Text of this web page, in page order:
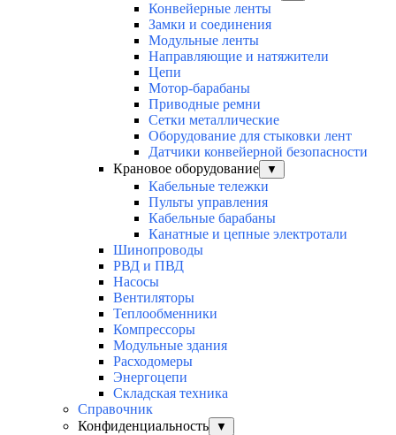
Конвейерные ленты
Замки и соединения
Модульные ленты
Направляющие и натяжители
Цепи
Мотор-барабаны
Приводные ремни
Сетки металлические
Оборудование для стыковки лент
Датчики конвейерной безопасности
Крановое оборудование
▼
Кабельные тележки
Пульты управления
Кабельные барабаны
Канатные и цепные электротали
Шинопроводы
РВД и ПВД
Насосы
Вентиляторы
Теплообменники
Компрессоры
Модульные здания
Расходомеры
Энергоцепи
Складская техника
Справочник
Конфиденциальность
▼